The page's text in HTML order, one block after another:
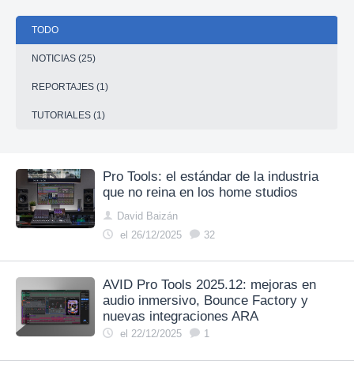
TODO
NOTICIAS (25)
REPORTAJES (1)
TUTORIALES (1)
Pro Tools: el estándar de la industria
que no reina en los home studios
David Baizán
el 26/12/2025
32
AVID Pro Tools 2025.12: mejoras en
audio inmersivo, Bounce Factory y
nuevas integraciones ARA
el 22/12/2025 1